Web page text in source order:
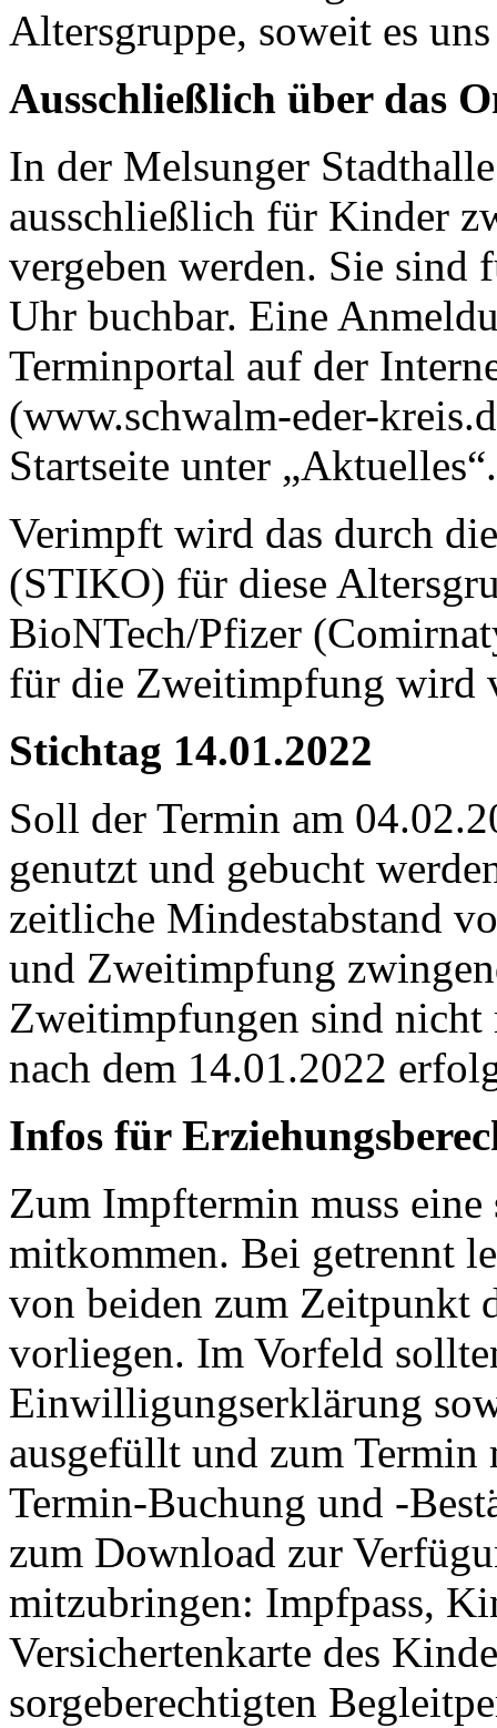
Altersgruppe, soweit es
Ausschließlich über das
In der Melsunger
ausschließlich für Kinder
vergeben werden. Sie
Uhr buchbar. Eine
Terminportal auf der
(www.schwalm-eder-
Startseite unter „Aktuelles“.
Verimpft wird das durch
(STIKO) für diese
BioNTech/Pfizer
für die Zweitimpfung wird
Stichtag 14.01.2022
Soll der Termin am
genutzt und gebucht
zeitliche Mindestabstand
und Zweitimpfung
Zweitimpfungen sind
nach dem 14.01.2022
Infos für
Zum Impftermin muss eine
mitkommen. Bei getrennt
von beiden zum
vorliegen. Im Vorfeld
Einwilligungserklärung
ausgefüllt und zum
Termin-Buchung und -
zum Download zur
mitzubringen: Impfpass,
Versichertenkarte des
sorgeberechtigten